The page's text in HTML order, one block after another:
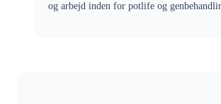
og arbejd inden for potlife og